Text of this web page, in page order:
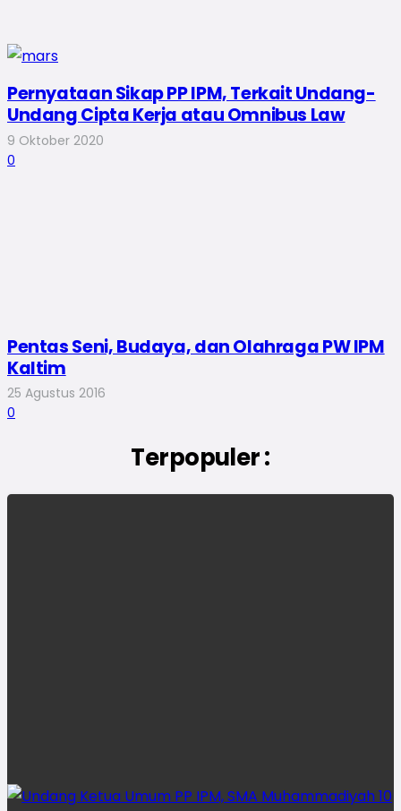
Pernyataan Sikap PP IPM, Terkait Undang-
Undang Cipta Kerja atau Omnibus Law
9 Oktober 2020
0
Pentas Seni, Budaya, dan Olahraga PW IPM
Kaltim
25 Agustus 2016
0
Terpopuler :